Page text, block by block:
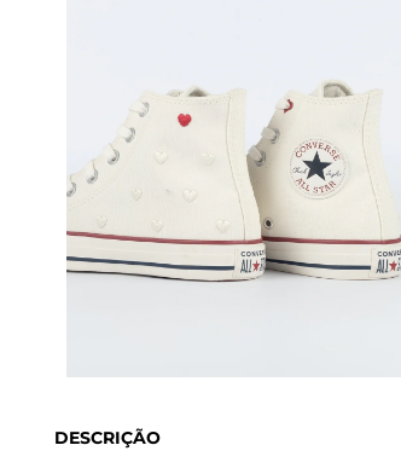
DESCRIÇÃO